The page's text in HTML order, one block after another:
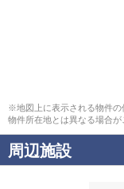
※地図上に表示される物件の
物件所在地とは異なる場合が
周辺施設